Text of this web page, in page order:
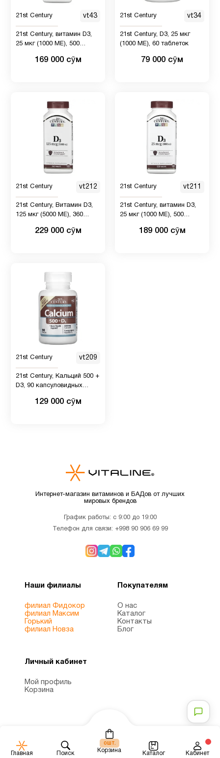
21st Century vt43
21st Century, витамин D3,
25 мкг (1000 МЕ), 500
169 000 сӯм
21st Century vt34
21st Century, D3, 25 мкг
(1000 МЕ), 60 таблеток
79 000 сӯм
21st Century vt212
21st Century, Витамин D3,
125 мкг (5000 МЕ), 360
229 000 сӯм
21st Century vt211
21st Century, витамин D3,
25 мкг (1000 МЕ), 500
189 000 сӯм
21st Century vt209
21st Century, Кальций 500 +
D3, 90 капсуловидных
129 000 сӯм
Главная Поиск
0шт.
Корзина
Каталог Кабинет
Интернет-магазин витаминов и БАДов от лучших
мировых брендов
График работы: с 9:00 до 19:00
Телефон для связи: +998 90 906 69 99
Наши филиалы
филиал Фидокор
филиал Максим
Горький
филиал Новза
Покупателям
О нас
Каталог
Контакты
Блог
Личный кабинет
Мой профиль
Корзина